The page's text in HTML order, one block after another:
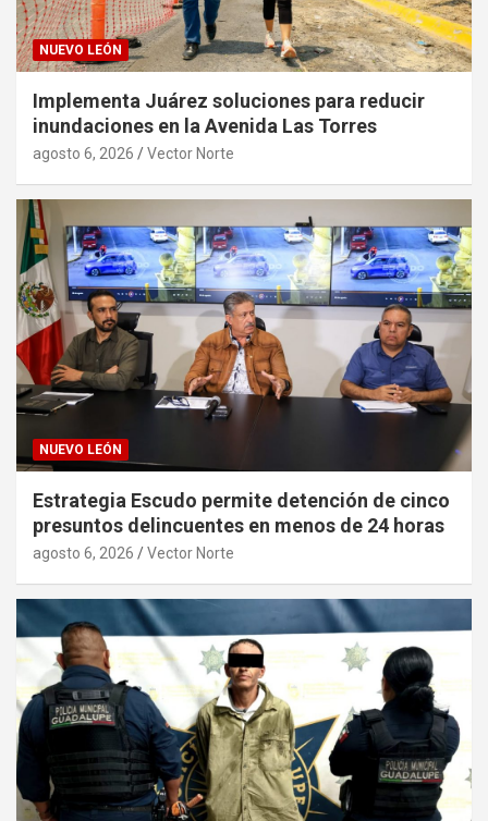
NUEVO LEÓN
Implementa Juárez soluciones para reducir
inundaciones en la Avenida Las Torres
agosto 6, 2026 Vector Norte
NUEVO LEÓN
Estrategia Escudo permite detención de cinco
presuntos delincuentes en menos de 24 horas
agosto 6, 2026 Vector Norte